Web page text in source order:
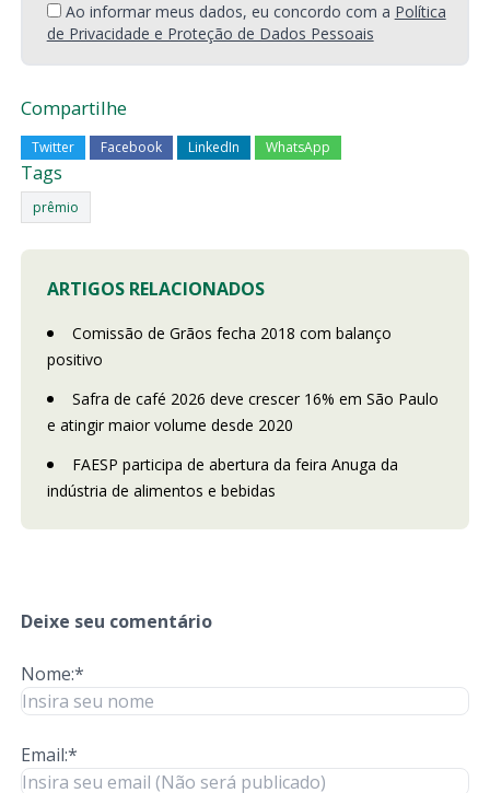
Ao informar meus dados, eu concordo com a Política
de Privacidade e Proteção de Dados Pessoais
Compartilhe
Twitter Facebook LinkedIn WhatsApp
Tags
prêmio
ARTIGOS RELACIONADOS
Comissão de Grãos fecha 2018 com balanço
positivo
Safra de café 2026 deve crescer 16% em São Paulo
e atingir maior volume desde 2020
FAESP participa de abertura da feira Anuga da
indústria de alimentos e bebidas
Deixe seu comentário
Nome:*
Email:*